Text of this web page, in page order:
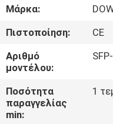
ΓΎΡΟΣ
ΕΡΓΟΣΤΑΣΊΩΝ
ΠΟΙΟΤΙΚΌΣ
ΈΛΕΓΧΟΣ
Μάρκα:
Πιστοποίηση:
CE
Αριθμό
μοντέλου:
Ποσότητα
παραγγελίας
min:
1